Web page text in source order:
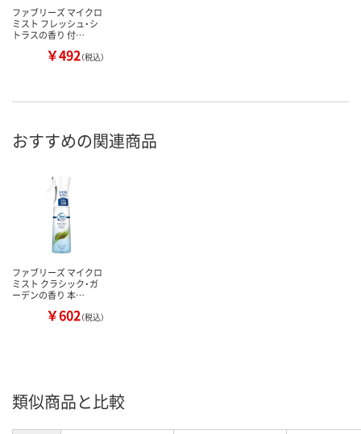
ファブリーズ マイクロ
ミスト フレッシュ・シ
トラスの香り 付…
￥492（税込）
おすすめの関連商品
ファブリーズ マイクロ
ミスト クラシック・ガ
ーデンの香り 本…
￥602（税込）
類似商品と比較